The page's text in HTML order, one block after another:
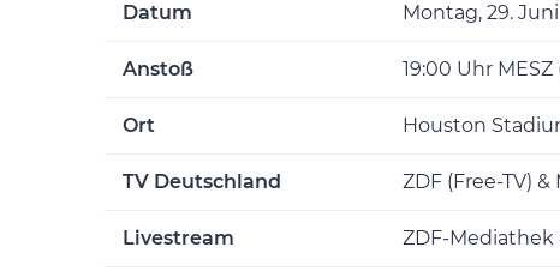
Datum Montag, 29.
Anstoß 19:00 Uhr
Ort Houston
TV Deutschland ZDF (Free-TV)
Livestream ZDF-Mediathek